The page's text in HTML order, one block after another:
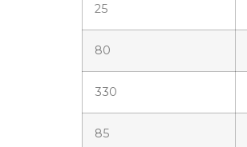
25
80
330
85